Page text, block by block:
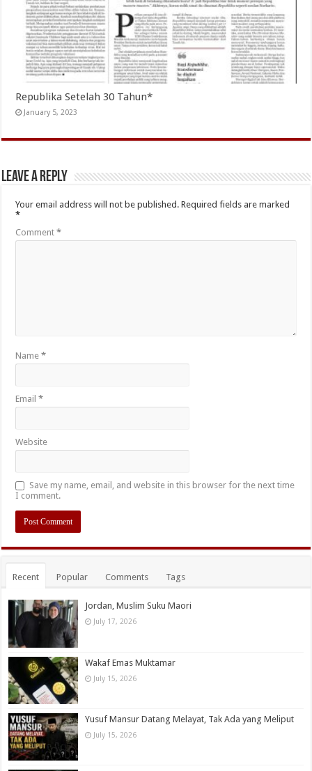
Republika Setelah 30 Tahun*
January 5, 2023
Leave a Reply
Your email address will not be published. Required fields are marked
*
Comment*
Name*
Email*
Website
Save my name, email, and website in this browser for the next time
I comment.
Recent Popular Comments Tags
Jordan, Muslim Suku Maori
July 17, 2026
Wakaf Emas Muktamar
July 15, 2026
Yusuf Mansur Datang Melayat, Tak Ada yang Meliput
July 15, 2026